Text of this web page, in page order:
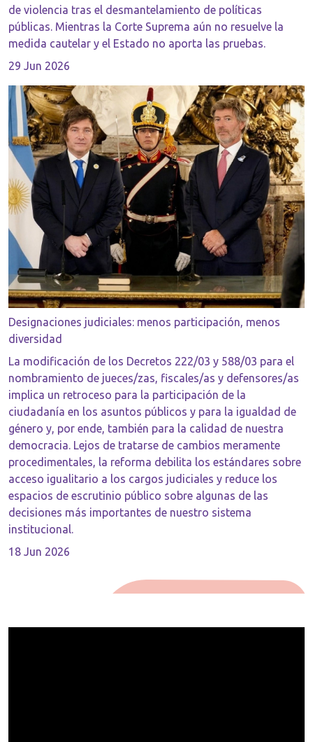
de violencia tras el desmantelamiento de políticas
públicas. Mientras la Corte Suprema aún no resuelve la
medida cautelar y el Estado no aporta las pruebas.
29 Jun 2026
Designaciones judiciales: menos participación, menos
diversidad
La modificación de los Decretos 222/03 y 588/03 para el
nombramiento de jueces/zas, fiscales/as y defensores/as
implica un retroceso para la participación de la
ciudadanía en los asuntos públicos y para la igualdad de
género y, por ende, también para la calidad de nuestra
democracia. Lejos de tratarse de cambios meramente
procedimentales, la reforma debilita los estándares sobre
acceso igualitario a los cargos judiciales y reduce los
espacios de escrutinio público sobre algunas de las
decisiones más importantes de nuestro sistema
institucional.
18 Jun 2026